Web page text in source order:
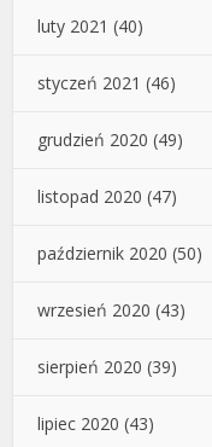
luty 2021 (40)
styczeń 2021 (46)
grudzień 2020 (49)
listopad 2020 (47)
październik 2020 (50)
wrzesień 2020 (43)
sierpień 2020 (39)
lipiec 2020 (43)